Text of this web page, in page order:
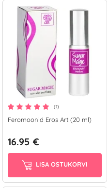
(1)
Feromoonid Eros Art (20 ml)
16.95 €
LISA OSTUKORVI